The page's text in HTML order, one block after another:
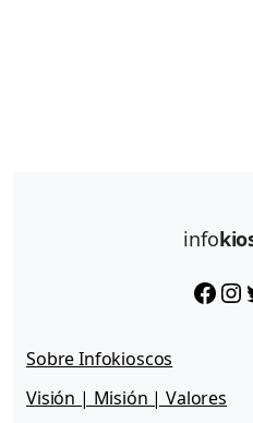
info
Facebook InstagramTwitter
Sobre Infokioscos
Visión | Misión | Valores